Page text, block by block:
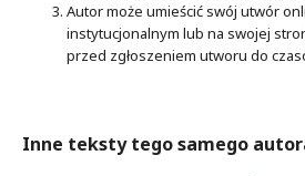
Autor może umieścić swój utwór
instytucjonalnym lub na swojej
przed zgłoszeniem utworu do
Inne teksty tego samego